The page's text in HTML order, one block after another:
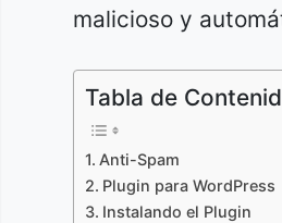
malicioso y
Tabla de
Anti-Spam
Plugin para WordPress
Instalando el Plugin